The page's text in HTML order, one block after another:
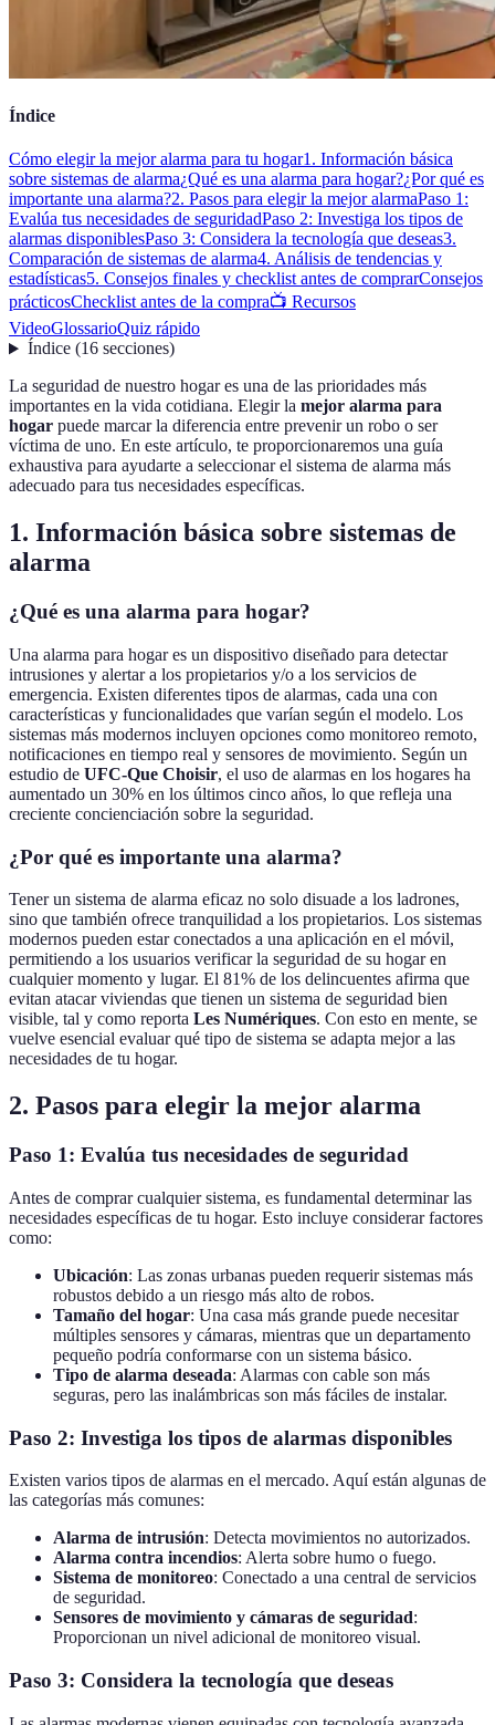
Índice
Cómo elegir la mejor alarma para tu hogar1. Información básica
sobre sistemas de alarma¿Qué es una alarma para hogar?¿Por qué es
importante una alarma?2. Pasos para elegir la mejor alarmaPaso 1:
Evalúa tus necesidades de seguridadPaso 2: Investiga los tipos de
alarmas disponiblesPaso 3: Considera la tecnología que deseas3.
Comparación de sistemas de alarma4. Análisis de tendencias y
estadísticas5. Consejos finales y checklist antes de comprarConsejos
prácticosChecklist antes de la compra📺 Recursos
VideoGlossarioQuiz rápido
Índice(16 secciones)
La seguridad de nuestro hogar es una de las prioridades más
importantes en la vida cotidiana. Elegir la mejor alarma para
hogar puede marcar la diferencia entre prevenir un robo o ser
víctima de uno. En este artículo, te proporcionaremos una guía
exhaustiva para ayudarte a seleccionar el sistema de alarma más
adecuado para tus necesidades específicas.
1. Información básica sobre sistemas de
alarma
¿Qué es una alarma para hogar?
Una alarma para hogar es un dispositivo diseñado para detectar
intrusiones y alertar a los propietarios y/o a los servicios de
emergencia. Existen diferentes tipos de alarmas, cada una con
características y funcionalidades que varían según el modelo. Los
sistemas más modernos incluyen opciones como monitoreo remoto,
notificaciones en tiempo real y sensores de movimiento. Según un
estudio de UFC-Que Choisir, el uso de alarmas en los hogares ha
aumentado un 30% en los últimos cinco años, lo que refleja una
creciente concienciación sobre la seguridad.
¿Por qué es importante una alarma?
Tener un sistema de alarma eficaz no solo disuade a los ladrones,
sino que también ofrece tranquilidad a los propietarios. Los sistemas
modernos pueden estar conectados a una aplicación en el móvil,
permitiendo a los usuarios verificar la seguridad de su hogar en
cualquier momento y lugar. El 81% de los delincuentes afirma que
evitan atacar viviendas que tienen un sistema de seguridad bien
visible, tal y como reporta Les Numériques. Con esto en mente, se
vuelve esencial evaluar qué tipo de sistema se adapta mejor a las
necesidades de tu hogar.
2. Pasos para elegir la mejor alarma
Paso 1: Evalúa tus necesidades de seguridad
Antes de comprar cualquier sistema, es fundamental determinar las
necesidades específicas de tu hogar. Esto incluye considerar factores
como:
Ubicación: Las zonas urbanas pueden requerir sistemas más
robustos debido a un riesgo más alto de robos.
Tamaño del hogar: Una casa más grande puede necesitar
múltiples sensores y cámaras, mientras que un departamento
pequeño podría conformarse con un sistema básico.
Tipo de alarma deseada: Alarmas con cable son más
seguras, pero las inalámbricas son más fáciles de instalar.
Paso 2: Investiga los tipos de alarmas disponibles
Existen varios tipos de alarmas en el mercado. Aquí están algunas de
las categorías más comunes:
Alarma de intrusión: Detecta movimientos no autorizados.
Alarma contra incendios: Alerta sobre humo o fuego.
Sistema de monitoreo: Conectado a una central de servicios
de seguridad.
Sensores de movimiento y cámaras de seguridad:
Proporcionan un nivel adicional de monitoreo visual.
Paso 3: Considera la tecnología que deseas